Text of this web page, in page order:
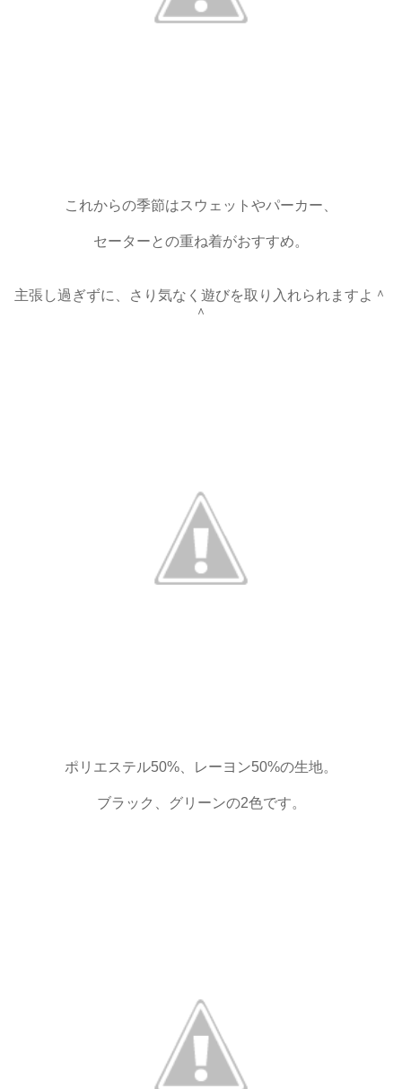
これからの季節はスウェットやパーカー、
セーターとの重ね着がおすすめ。
主張し過ぎずに、さり気なく遊びを取り入れられますよ＾
＾
ポリエステル50%、レーヨン50%の生地。
ブラック、グリーンの2色です。